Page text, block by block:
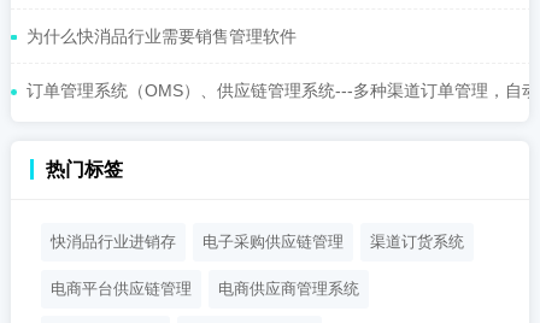
为什么快消品行业需要销售管理软件
订单管理系统（OMS）、供应链管理系统---多种渠道订单管理，自动化
热门标签
快消品行业进销存 电子采购供应链管理 渠道订货系统
电商平台供应链管理 电商供应商管理系统